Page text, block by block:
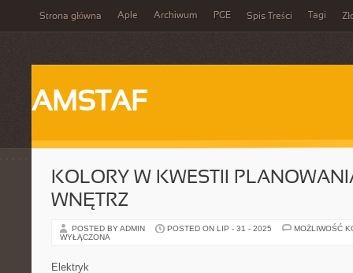
Strona główna Aple Archiwum PGE Spis Treści Tagi
AMSTAF
KOLORY W KWESTII
WNĘTRZ
POSTED BY ADMIN POSTED ON LIP - 31 - 2025
MOŻLIWOŚĆ
WYŁĄCZONA
Elektryk